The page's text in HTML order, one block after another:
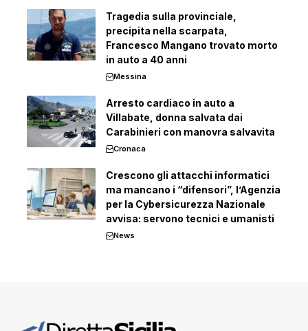
Tragedia sulla provinciale,
precipita nella scarpata,
Francesco Mangano trovato morto
in auto a 40 anni
Messina
Arresto cardiaco in auto a
Villabate, donna salvata dai
Carabinieri con manovra salvavita
Cronaca
Crescono gli attacchi informatici
ma mancano i “difensori”, l’Agenzia
per la Cybersicurezza Nazionale
avvisa: servono tecnici e umanisti
News